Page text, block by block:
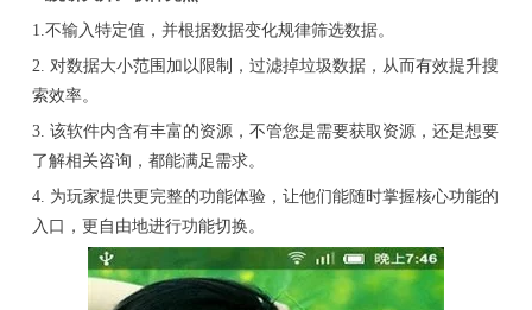
1.不输入特定值，并根据数据变化规律筛选数据。
2. 对数据大小范围加以限制，过滤掉垃圾数据，从而有效提升搜
索效率。
3. 该软件内含有丰富的资源，不管您是需要获取资源，还是想要
了解相关咨询，都能满足需求。
4. 为玩家提供更完整的功能体验，让他们能随时掌握核心功能的
入口，更自由地进行功能切换。